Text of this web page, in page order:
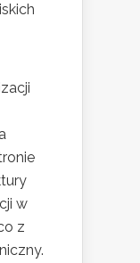
w
z